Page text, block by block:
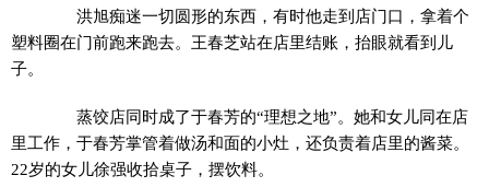
洪旭痴迷一切圆形的东西，有时他走到店门口，拿着个
塑料圈在门前跑来跑去。王春芝站在店里结账，抬眼就看到儿
子。
蒸饺店同时成了于春芳的“理想之地”。她和女儿同在店
里工作，于春芳掌管着做汤和面的小灶，还负责着店里的酱菜。
22岁的女儿徐强收拾桌子，摆饮料。